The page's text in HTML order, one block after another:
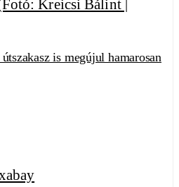
is megújul hamarosan